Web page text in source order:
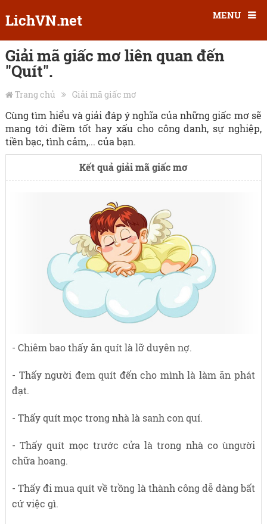
LichVN.net MENU
Giải mã giấc mơ liên quan đến
"Quít".
Trang chủ Giải mã giấc mơ
Cùng tìm hiểu và giải đáp ý nghĩa của những giấc mơ sẽ
mang tới điềm tốt hay xấu cho công danh, sự nghiệp,
tiền bạc, tình cảm,... của bạn.
Kết quả giải mã giấc mơ
- Chiêm bao thấy ăn quít là lỡ duyên nợ.
- Thấy người đem quít đến cho mình là làm ăn phát
đạt.
- Thấy quít mọc trong nhà là sanh con quí.
- Thấy quít mọc trước cửa là trong nhà co ùngười
chữa hoang.
- Thấy đi mua quít về trồng là thành công dễ dàng bất
cứ việc gì.